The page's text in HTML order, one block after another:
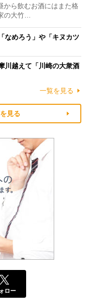
ら飲むお酒にはまた格
の大竹…
なめろう」や「キヌカツ
川越えて「川崎の大衆酒
一覧を見る
見る
ロー